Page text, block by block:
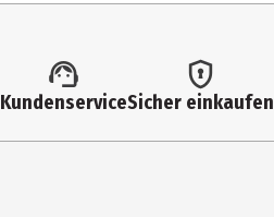
KundenserviceSicher einkaufen